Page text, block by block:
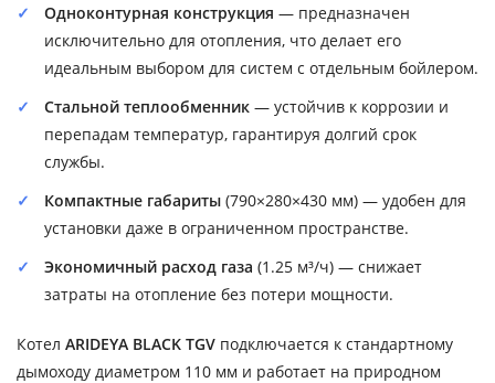
Одноконтурная конструкция — предназначен
исключительно для отопления, что делает его
идеальным выбором для систем с отдельным бойлером.
Стальной теплообменник — устойчив к коррозии и
перепадам температур, гарантируя долгий срок
службы.
Компактные габариты (790×280×430 мм) — удобен для
установки даже в ограниченном пространстве.
Экономичный расход газа (1.25 м³/ч) — снижает
затраты на отопление без потери мощности.
Котел ARIDEYA BLACK TGV подключается к стандартному
дымоходу диаметром 110 мм и работает на природном